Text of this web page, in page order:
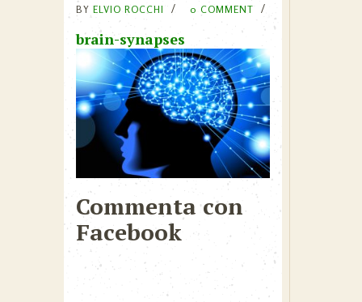
BY ELVIO ROCCHI 0 COMMENT
brain-synapses
Commenta con
Facebook